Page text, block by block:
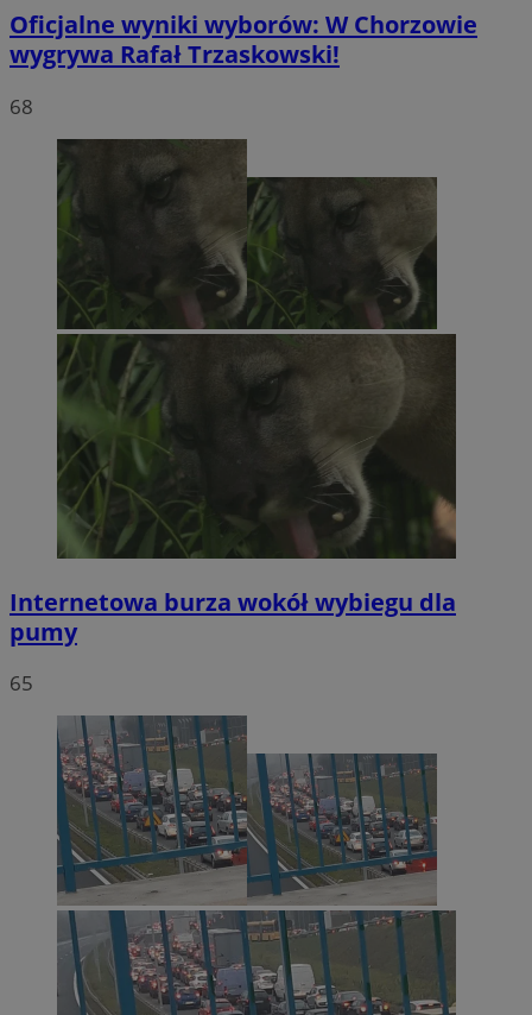
Oficjalne wyniki wyborów: W Chorzowie
wygrywa Rafał Trzaskowski!
68
Internetowa burza wokół wybiegu dla
pumy
65